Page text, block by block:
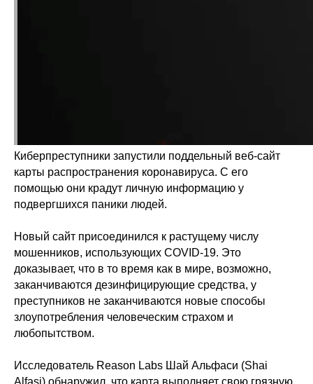
Киберпреступники запустили поддельный веб-сайт
карты распространения коронавируса. С его
помощью они крадут личную информацию у
подвергшихся паники людей.
Новый сайт присоединился к растущему числу
мошенников, использующих COVID-19. Это
доказывает, что в то время как в мире, возможно,
заканчиваются дезинфицирующие средства, у
преступников не заканчиваются новые способы
злоупотребления человеческим страхом и
любопытством.
Исследователь Reason Labs Шай Альфаси (Shai
Alfasi) обнаружил, что карта выполняет свою грязную